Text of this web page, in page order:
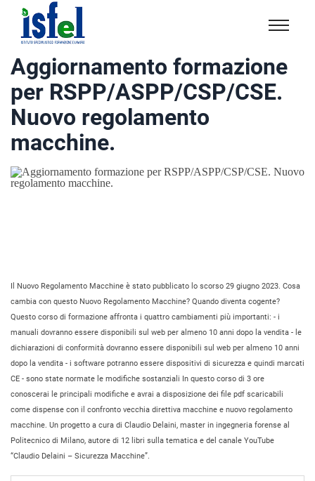
Isfel
Istituto
specialistico
formazione
e
lavoro
Aggiornamento formazione
per RSPP/ASPP/CSP/CSE.
Nuovo regolamento
macchine.
Il Nuovo Regolamento Macchine è stato pubblicato lo scorso 29 giugno 2023. Cosa
cambia con questo Nuovo Regolamento Macchine? Quando diventa cogente?
Questo corso di formazione affronta i quattro cambiamenti più importanti: - i
manuali dovranno essere disponibili sul web per almeno 10 anni dopo la vendita - le
dichiarazioni di conformità dovranno essere disponibili sul web per almeno 10 anni
dopo la vendita - i software potranno essere dispositivi di sicurezza e quindi marcati
CE - sono state normate le modifiche sostanziali In questo corso di 3 ore
conoscerai le principali modifiche e avrai a disposizione dei file pdf scaricabili
come dispense con il confronto vecchia direttiva macchine e nuovo regolamento
macchine. Un progetto a cura di Claudio Delaini, master in ingegneria forense al
Politecnico di Milano, autore di 12 libri sulla tematica e del canale YouTube
“Claudio Delaini – Sicurezza Macchine”.